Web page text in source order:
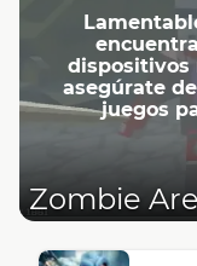
dispositivos
asegúrate
juegos